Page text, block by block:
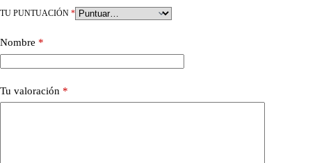
TU PUNTUACIÓN *
Nombre *
Tu valoración *